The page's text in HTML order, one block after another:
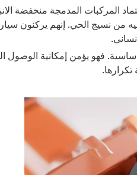
المركبات المدمجة منخفضة
من نسيج الحي. إنهم
فهو يؤمن إمكانية